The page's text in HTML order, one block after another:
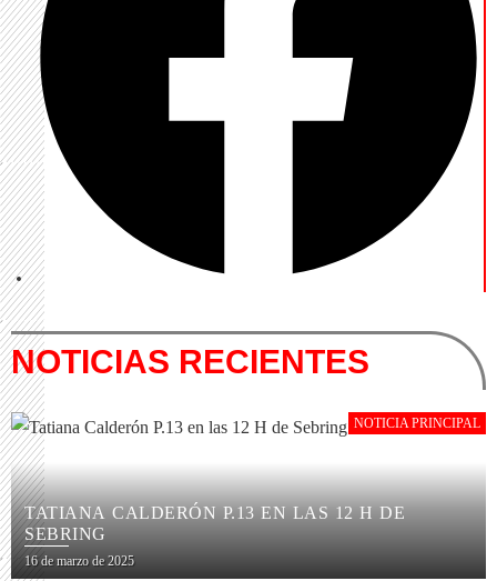
NOTICIAS RECIENTES
NOTICIA PRINCIPAL
TATIANA CALDERÓN P.13 EN LAS 12 H DE
SEBRING
16 de marzo de 2025